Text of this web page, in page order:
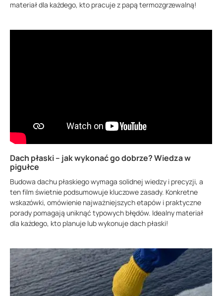
materiał dla każdego, kto pracuje z papą termozgrzewalną!
Dach płaski – jak wykonać go dobrze? Wiedza w
pigułce
Budowa dachu płaskiego wymaga solidnej wiedzy i precyzji, a
ten film świetnie podsumowuje kluczowe zasady. Konkretne
wskazówki, omówienie najważniejszych etapów i praktyczne
porady pomagają uniknąć typowych błędów. Idealny materiał
dla każdego, kto planuje lub wykonuje dach płaski!